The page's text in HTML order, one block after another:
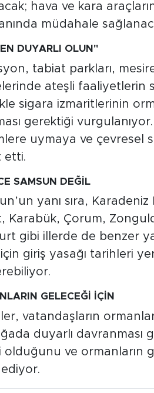
hava ve kara
anında müdahale
DUYARLI OLUN"
tabiat parkları,
ateşli faaliyetlerin
sigara izmaritlerinin
gerektiği
uymaya ve çevresel
etti.
SAMSUN DEĞİL
yanı sıra,
Karabük, Çorum,
gibi illerde de benzer
giriş yasağı tarihleri
GELECEĞİ İÇİN
vatandaşların
duyarlı davranması
olduğunu ve ormanların